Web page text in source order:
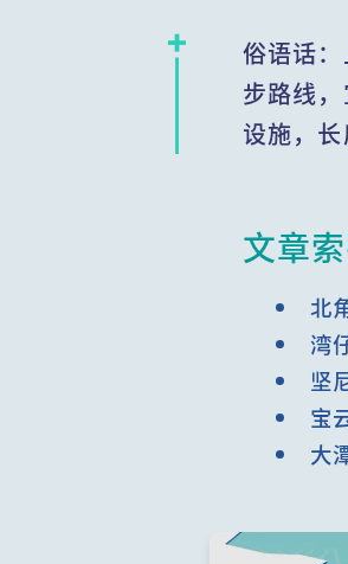
俗语话
步路线
设施，
文章
北
湾
坚
宝
大